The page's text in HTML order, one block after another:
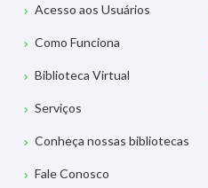
Acesso aos Usuários
Como Funciona
Biblioteca Virtual
Serviços
Conheça nossas bibliotecas
Fale Conosco